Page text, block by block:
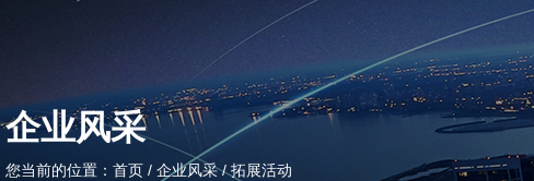
企业风采
您当前的位置：首页 / 企业风采 /拓展活动